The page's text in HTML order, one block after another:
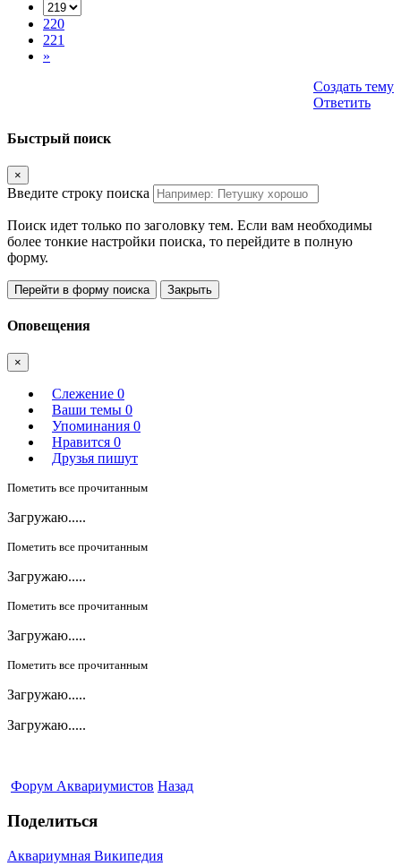
220
221
»
Создать тему
Ответить
Быстрый поиск
×
Введите строку поиска
Поиск идет только по заголовку тем. Если вам необходимы
более тонкие настройки поиска, то перейдите в полную
форму.
Перейти в форму поиска Закрыть
Оповещения
×
Слежение 0
Ваши темы 0
Упоминания 0
Нравится 0
Друзья пишут
Пометить все прочитанным
Загружаю.....
Пометить все прочитанным
Загружаю.....
Пометить все прочитанным
Загружаю.....
Пометить все прочитанным
Загружаю.....
Загружаю.....
Форум Аквариумистов Назад
Поделиться
Аквариумная Википедия